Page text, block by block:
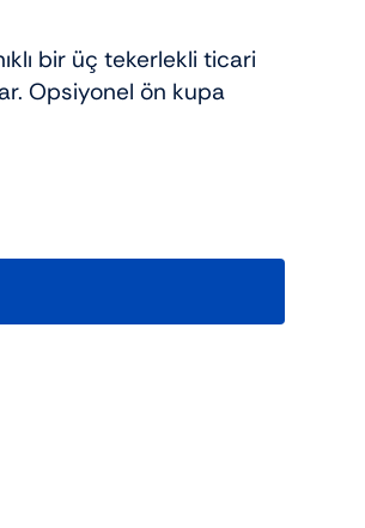
bir üç tekerlekli ticari
Opsiyonel ön kupa